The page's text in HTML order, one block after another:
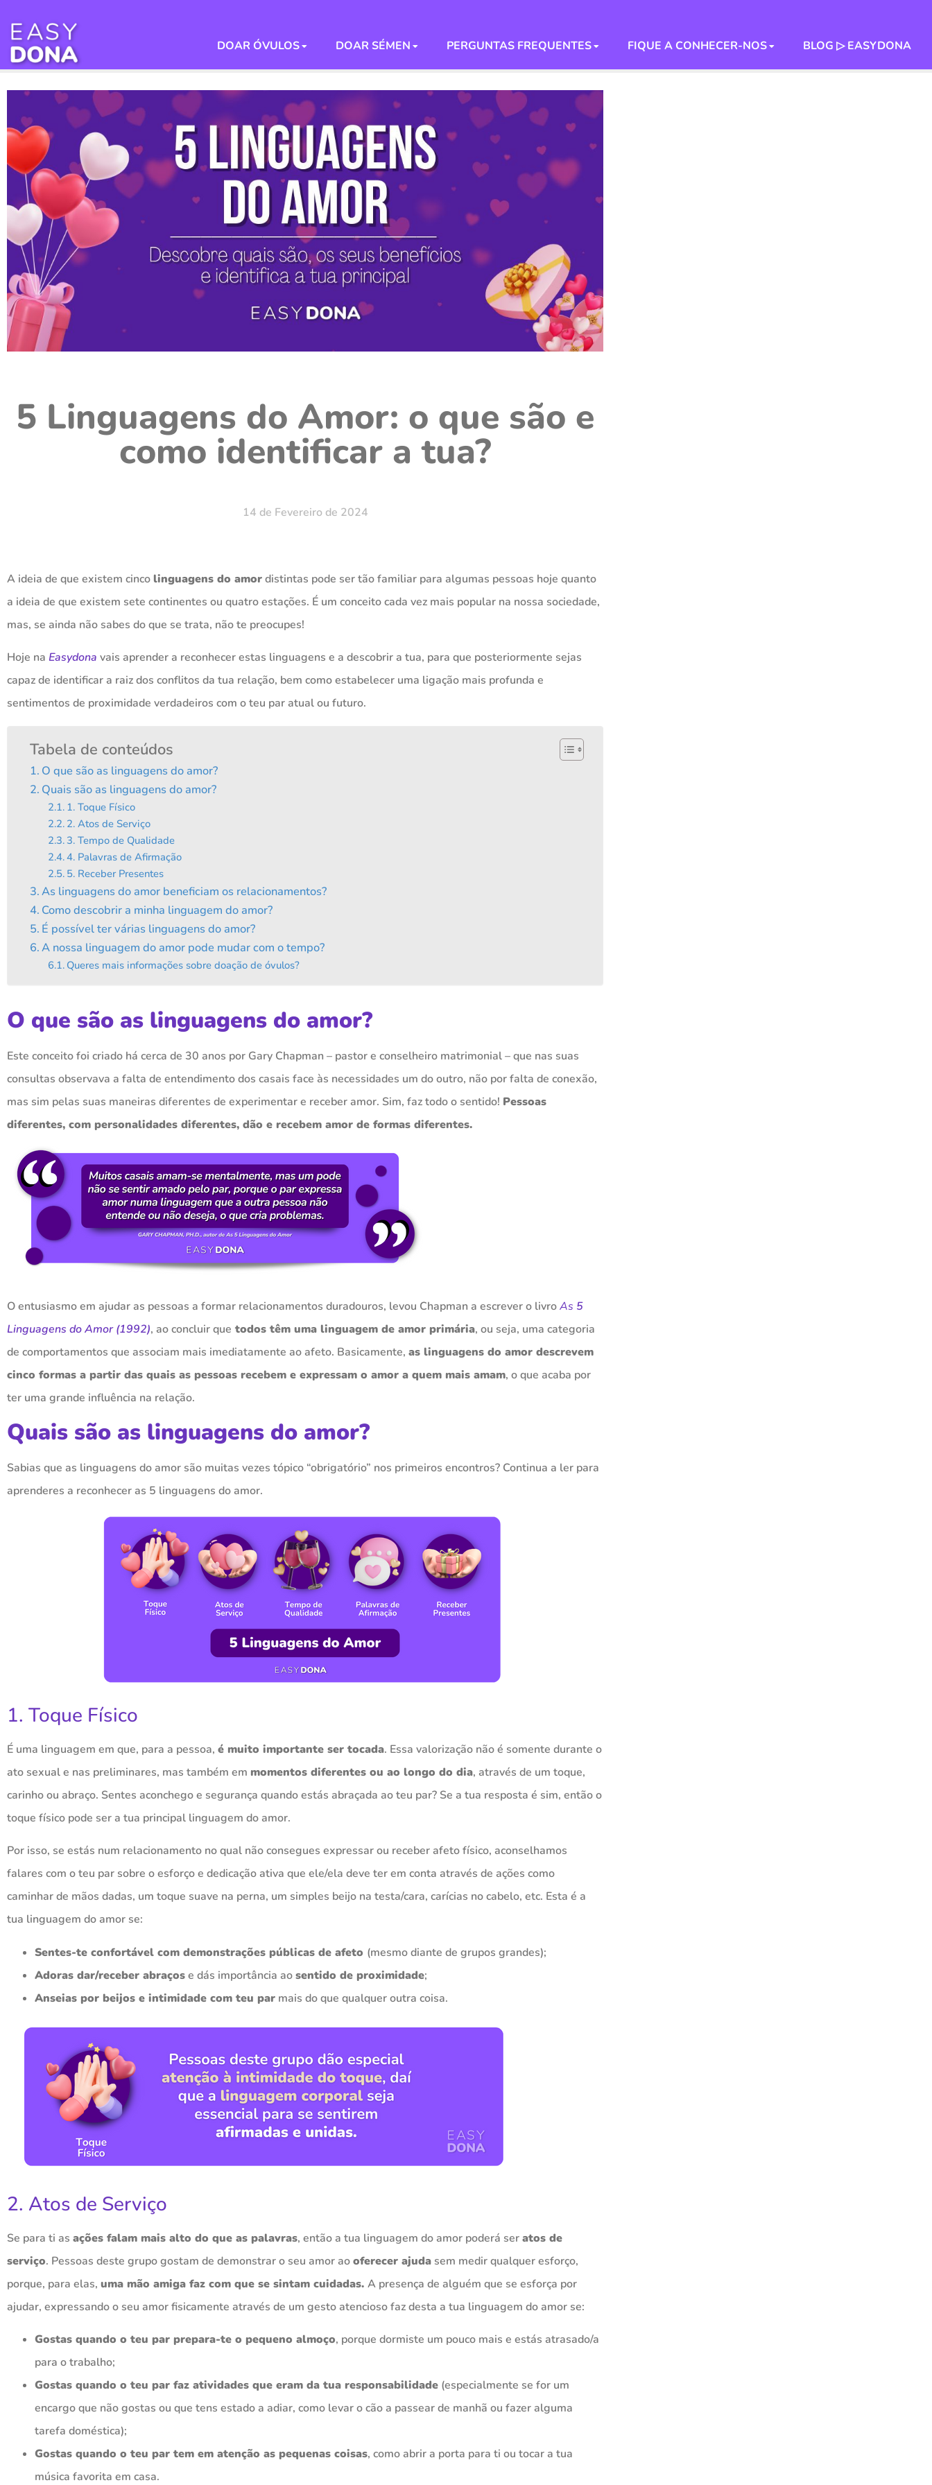
DOAR ÓVULOS DOAR SÉMEN PERGUNTAS FREQUENTES FIQUE A CONHECER-NOS BLOG ▷ EASYDONA
5 Linguagens do Amor: o que são e
como identificar a tua?
14 de Fevereiro de 2024
A ideia de que existem cincolinguagens do amordistintas pode ser tão familiar para algumas pessoas hoje quanto
a ideia de que existem sete continentes ou quatro estações. É um conceito cada vez mais popular na nossa sociedade,
mas, se ainda não sabes do que se trata, não te preocupes!
Hoje na Easydona vais aprender a reconhecer estas linguagens e a descobrir a tua, para que posteriormente sejas
capaz de identificar a raiz dos conflitos da tua relação, bem como estabelecer uma ligação mais profunda e
sentimentos de proximidade verdadeiros com o teu par atual ou futuro.
Tabela de conteúdos
O que são as linguagens do amor?
Quais são as linguagens do amor?
1. Toque Físico
2. Atos de Serviço
3. Tempo de Qualidade
4. Palavras de Afirmação
5. Receber Presentes
As linguagens do amor beneficiam os relacionamentos?
Como descobrir a minha linguagem do amor?
É possível ter várias linguagens do amor?
A nossa linguagem do amor pode mudar com o tempo?
Queres mais informações sobre doação de óvulos?
O que são as linguagens do amor?
Este conceito foi criado há cerca de 30 anos por Gary Chapman – pastor e conselheiro matrimonial – que nas suas
consultas observava a falta de entendimento dos casais face às necessidades um do outro, não por falta de conexão,
mas sim pelas suas maneiras diferentes de experimentar e receber amor. Sim, faz todo o sentido! Pessoas
diferentes, com personalidades diferentes, dão e recebem amor de formas diferentes.
O entusiasmo em ajudar as pessoas a formar relacionamentos duradouros, levou Chapman a escrever o livroAs 5
Linguagens do Amor (1992), ao concluir que todos têm uma linguagem de amor primária, ou seja, uma categoria
de comportamentos que associam mais imediatamente ao afeto. Basicamente, as linguagens do amor descrevem
cinco formas a partir das quais as pessoas recebem e expressam o amor a quem mais amam, o que acaba por
ter uma grande influência na relação.
Quais são as linguagens do amor?
Sabias que as linguagens do amor são muitas vezes tópico “obrigatório” nos primeiros encontros? Continua a ler para
aprenderes a reconhecer as 5 linguagens do amor.
1. Toque Físico
É uma linguagem em que, para a pessoa, é muito importante ser tocada. Essa valorização não é somente durante o
ato sexual e nas preliminares, mas também em momentos diferentes ou ao longo do dia, através de um toque,
carinho ou abraço. Sentes aconchego e segurança quando estás abraçada ao teu par? Se a tua resposta é sim, então o
toque físico pode ser a tua principal linguagem do amor.
Por isso, se estás num relacionamento no qual não consegues expressar ou receber afeto físico, aconselhamos
falares com o teu par sobre o esforço e dedicação ativa que ele/ela deve ter em conta através de ações como
caminhar de mãos dadas, um toque suave na perna, um simples beijo na testa/cara, carícias no cabelo, etc. Esta é a
tua linguagem do amor se:
Sentes-te confortável com demonstrações públicas de afeto (mesmo diante de grupos grandes);
Adoras dar/receber abraçose dás importância aosentido de proximidade;
Anseias por beijos e intimidade com teu par mais do que qualquer outra coisa.
2. Atos de Serviço
Se para ti as ações falam mais alto do que as palavras, então a tua linguagem do amor poderá seratos de
serviço. Pessoas deste grupo gostam de demonstrar o seu amor aooferecer ajuda sem medir qualquer esforço,
porque, para elas, uma mão amiga faz com que se sintam cuidadas. A presença de alguém que se esforça por
ajudar, expressando o seu amor fisicamente através de um gesto atencioso faz desta a tua linguagem do amor se:
Gostas quando o teu par prepara-te o pequeno almoço, porque dormiste um pouco mais e estás atrasado/a
para o trabalho;
Gostas quando o teu par faz atividades que eram da tua responsabilidade (especialmente se for um
encargo que não gostas ou que tens estado a adiar, como levar o cão a passear de manhã ou fazer alguma
tarefa doméstica);
Gostas quando o teu par tem em atenção as pequenas coisas, como abrir a porta para ti ou tocar a tua
música favorita em casa.